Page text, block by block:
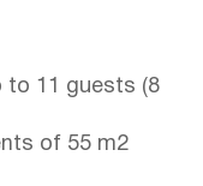
to 11 guests (8
of 55 m2